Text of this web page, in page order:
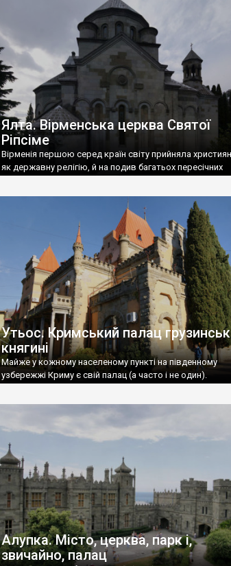
називаються «повстяками» (postaki)…” “Вино. Крим
виробляє відмінне вино і його вдосталь: воно все
легке біле і дуже […]
Ялта. Вірменська церква Святої
Ріпсіме
Вірменія першою серед країн світу прийняла
як державну релігію, й на подив багатьох пересічних
Утьос. Кримський палац
княгині
Майже у кожному населеному пункті на південному
узбережжі Криму є свій палац (а часто і не один).
Алупка. Місто, церква, парк і,
звичайно, палац